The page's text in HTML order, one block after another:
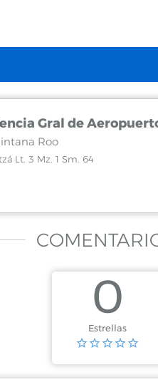
Gral de
Roo
Lt. 3 Mz. 1 Sm. 64
0
Estrellas